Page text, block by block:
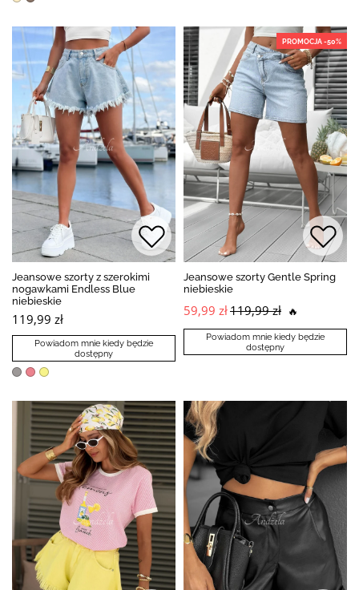
Jeansowe szorty z szerokimi
nogawkami Endless Blue
niebieskie
119,99 zł
Powiadom mnie kiedy będzie
dostępny
PROMOCJA -50%
Jeansowe szorty Gentle Spring
niebieskie
59,99 zł119,99 zł 🔥
Powiadom mnie kiedy będzie
dostępny